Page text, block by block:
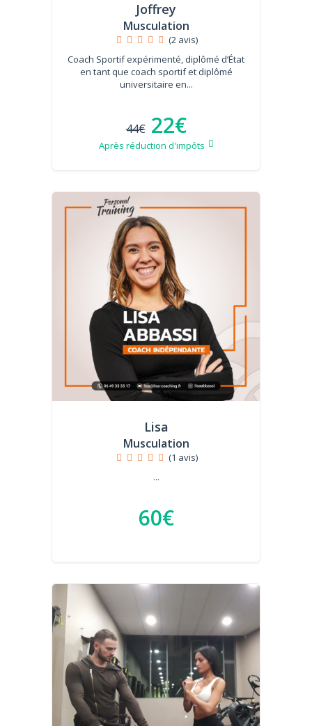
Joffrey
Musculation
(2 avis)
Coach Sportif expérimenté, diplômé d’État
en tant que coach sportif et diplômé
universitaire en...
44€ 22€
Après réduction d'impôts
Lisa
Musculation
(1 avis)
...
60€